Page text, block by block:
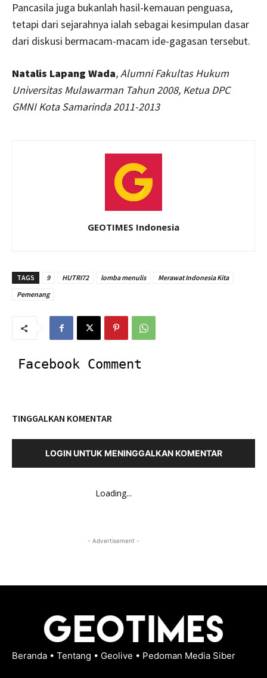
Pancasila juga bukanlah hasil-kemauan penguasa,
tetapi dari sejarahnya ialah sebagai kesimpulan dasar
dari diskusi bermacam-macam ide-gagasan tersebut.
Natalis Lapang Wada, Alumni Fakultas Hukum
Universitas Mulawarman Tahun 2008, Ketua DPC
GMNI Kota Samarinda 2011-2013
GEOTIMES Indonesia
TAGS 9 HUTRI72 lomba menulis
Merawat Indonesia Kita
Pemenang
Facebook Comment
TINGGALKAN KOMENTAR
LOGIN UNTUK MENINGGALKAN KOMENTAR
Loading...
- Advertisement -
Beranda • Tentang • Geolive • Pedoman Media Siber